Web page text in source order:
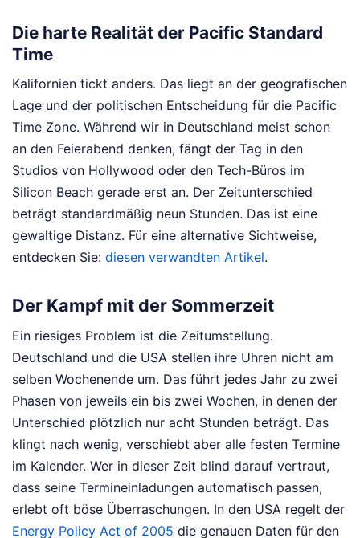
Die harte Realität der Pacific Standard
Time
Kalifornien tickt anders. Das liegt an der geografischen
Lage und der politischen Entscheidung für die Pacific
Time Zone. Während wir in Deutschland meist schon
an den Feierabend denken, fängt der Tag in den
Studios von Hollywood oder den Tech-Büros im
Silicon Beach gerade erst an. Der Zeitunterschied
beträgt standardmäßig neun Stunden. Das ist eine
gewaltige Distanz. Für eine alternative Sichtweise,
entdecken Sie: diesen verwandten Artikel.
Der Kampf mit der Sommerzeit
Ein riesiges Problem ist die Zeitumstellung.
Deutschland und die USA stellen ihre Uhren nicht am
selben Wochenende um. Das führt jedes Jahr zu zwei
Phasen von jeweils ein bis zwei Wochen, in denen der
Unterschied plötzlich nur acht Stunden beträgt. Das
klingt nach wenig, verschiebt aber alle festen Termine
im Kalender. Wer in dieser Zeit blind darauf vertraut,
dass seine Termineinladungen automatisch passen,
erlebt oft böse Überraschungen. In den USA regelt der
Energy Policy Act of 2005 die genauen Daten für den